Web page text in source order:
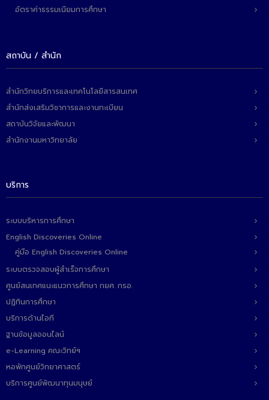
อัตราค่าธรรมเนียมการศึกษา
สถาบัน / สำนัก
สำนักวิทยบริการและเทคโนโลยีสารสนเทศ
สำนักส่งเสริมวิชาการและงานทะเบียน
สถาบันวิจัยและพัฒนา
สำนักงานมหาวิทยาลัย
บริการ
ระบบบริหารการศึกษา
English Discoveries Online
คู่มือ English Discoveries Online
ระบบตรวจสอบผู้สำเร็จการศึกษา
ศูนย์สนเทศแนะแนวการศึกษา กยศ. กรอ.
ปฏิทินการศึกษา
บริการด้านไอที
ฐานข้อมูลออนไลน์
e-Learning คณะวิทย์ฯ
หอพักศูนย์วิทยาศาสตร์
บริการศูนย์พัฒนาทุนมนุษย์